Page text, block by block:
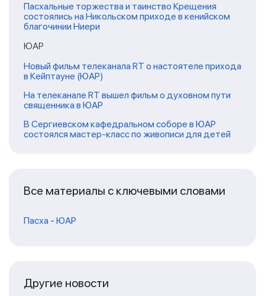
Пасхальные торжества и таинство Крещения
состоялись на Никольском приходе в кенийском
благочинии Ниери
ЮАР
Новый фильм телеканала RT о настоятеле прихода
в Кейптауне (ЮАР)
На телеканале RT вышел фильм о духовном пути
священника в ЮАР
В Сергиевском кафедральном соборе в ЮАР
состоялся мастер-класс по живописи для детей
Все материалы с ключевыми словами
Пасха - ЮАР
Другие новости